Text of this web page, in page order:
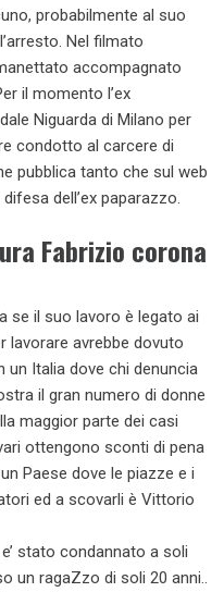
probabilmente al suo
Nel filmato
accompagnato
il momento l’ex
Niguarda di Milano per
condotto al carcere di
pubblica tanto che sul web
dell’ex paparazzo.
Fabrizio corona
se il suo lavoro è legato ai
lavorare avrebbe dovuto
Italia dove chi denuncia
il gran numero di donne
maggior parte dei casi
ottengono sconti di pena
Paese dove le piazze e i
ed a scovarli è Vittorio
stato condannato a soli
un ragaZzo di soli 20 anni..